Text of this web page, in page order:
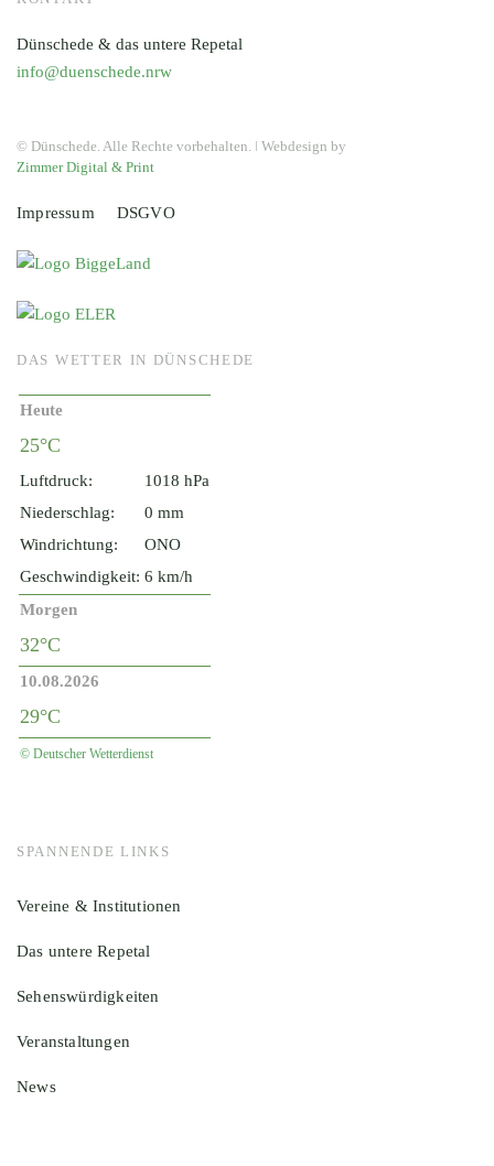
Dünschede & das untere Repetal
info@duenschede.nrw
© Dünschede. Alle Rechte vorbehalten. ǀ Webdesign by
Zimmer Digital & Print
Impressum DSGVO
DAS WETTER IN DÜNSCHEDE
Heute
25°C
Luftdruck:
1018 hPa
Niederschlag:
0 mm
Windrichtung:
ONO
Geschwindigkeit: 6 km/h
Morgen
32°C
10.08.2026
29°C
© Deutscher Wetterdienst
SPANNENDE LINKS
Vereine & Institutionen
Das untere Repetal
Sehenswürdigkeiten
Veranstaltungen
News